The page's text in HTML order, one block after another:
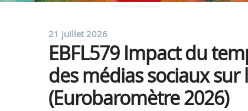
21 juillet 2026
EBFL579 Impact du
des médias sociaux
(Eurobaromètre 2026)